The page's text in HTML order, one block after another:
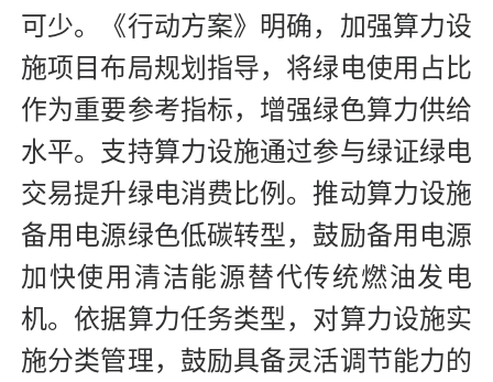
可少。《行动方案》明确，加强算力设
施项目布局规划指导，将绿电使用占比
作为重要参考指标，增强绿色算力供给
水平。支持算力设施通过参与绿证绿电
交易提升绿电消费比例。推动算力设施
备用电源绿色低碳转型，鼓励备用电源
加快使用清洁能源替代传统燃油发电
机。依据算力任务类型，对算力设施实
施分类管理，鼓励具备灵活调节能力的